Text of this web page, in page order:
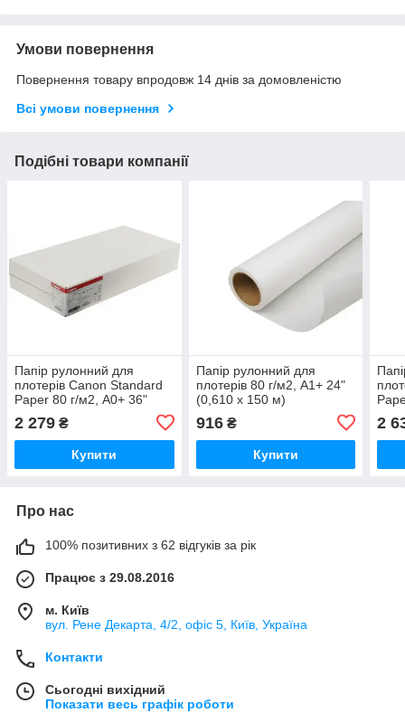
Умови повернення
Повернення товару впродовж 14 днів за домовленістю
Всі умови повернення
Подібні товари компанії
Папір рулонний для
плотерів Canon Standard
Paper 80 г/м2, А0+ 36"
(0,914 х 50 м) (3 рулони)
2 279 ₴
Купити
Папір рулонний для
плотерів 80 г/м2, А1+ 24"
(0,610 х 150 м)
916₴
Купити
2
Про нас
100% позитивних з 62 відгуків за рік
Працює з 29.08.2016
м. Київ
вул. Рене Декарта, 4/2, офіс 5, Київ, Україна
Контакти
Сьогодні вихідний
Показати весь графік роботи